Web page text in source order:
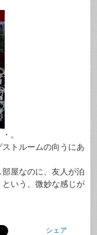
。
トルームの向うにあ
屋なのに、友人が泊
いう、微妙な感じが
シェア